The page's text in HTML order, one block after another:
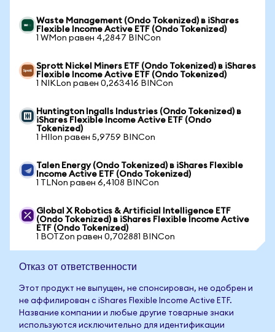
Waste Management (Ondo Tokenized) в iShares
Flexible Income Active ETF (Ondo Tokenized)
1 WMon равен 4,2847 BINCon
Sprott Nickel Miners ETF (Ondo Tokenized) в iShares
Flexible Income Active ETF (Ondo Tokenized)
1 NIKLon равен 0,263416 BINCon
Huntington Ingalls Industries (Ondo Tokenized) в
iShares Flexible Income Active ETF (Ondo
Tokenized)
1 HIIon равен 5,9759 BINCon
Talen Energy (Ondo Tokenized) в iShares Flexible
Income Active ETF (Ondo Tokenized)
1 TLNon равен 6,4108 BINCon
Global X Robotics & Artificial Intelligence ETF
(Ondo Tokenized) в iShares Flexible Income Active
ETF (Ondo Tokenized)
1 BOTZon равен 0,702881 BINCon
Отказ от ответственности
Этот продукт не выпущен, не спонсирован, не одобрен и
не аффилирован с iShares Flexible Income Active ETF.
Название компании и любые другие товарные знаки
используются исключительно для идентификации